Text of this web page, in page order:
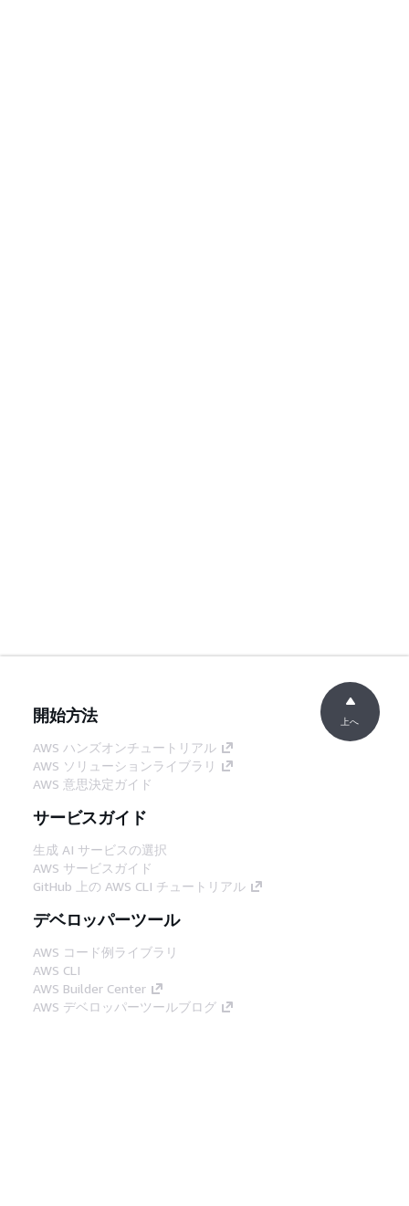
開始方法
AWS ハンズオンチュートリアル
AWS ソリューションライブラリ
AWS 意思決定ガイド
サービスガイド
生成 AI サービスの選択
AWS サービスガイド
GitHub 上の AWS CLI チュートリアル
デベロッパーツール
AWS コード例ライブラリ
AWS CLI
AWS Builder Center
AWS デベロッパーツールブログ
上へ